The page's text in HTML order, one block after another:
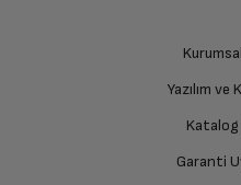
Yazılım ve
Garanti